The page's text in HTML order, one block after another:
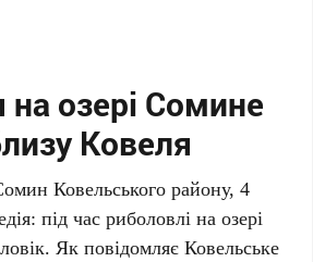
на озері Сомине
Ковеля
Ковельського району, 4
під час риболовлі на озері
Як повідомляє Ковельське